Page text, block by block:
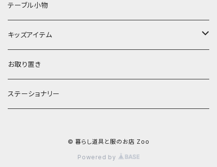
ランプ
ボウル
お茶碗
汁椀・丼ぶり
エプロン
財布・ポーチ
雨傘・日傘
靴・くつした
タオル
クッションカバー
スローケット
テーブル小物
キッズアイテム
靴
スタイ・エプロン
お取り置き
ステーショナリー
© 暮らし道具と服のお店 Zoo
Powered by